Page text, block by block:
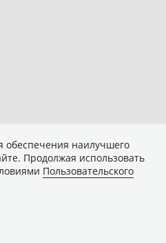
обеспечения наилучшего
Продолжая использовать
Пользовательского